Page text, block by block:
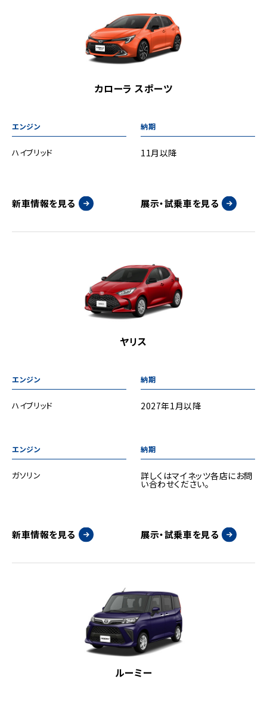
カローラ スポーツ
ハイブリッド 11月以降
新車情報を見る 展示・試乗車を見る
ヤリス
ハイブリッド 2027年1月以降
ガソリン 詳しくはマイネッツ各店にお問
い合わせください。
新車情報を見る 展示・試乗車を見る
ルーミー